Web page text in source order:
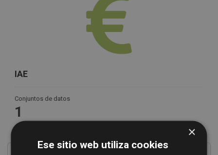
IAE
Conjuntos de datos
1
×
Ese sitio web utiliza cookies